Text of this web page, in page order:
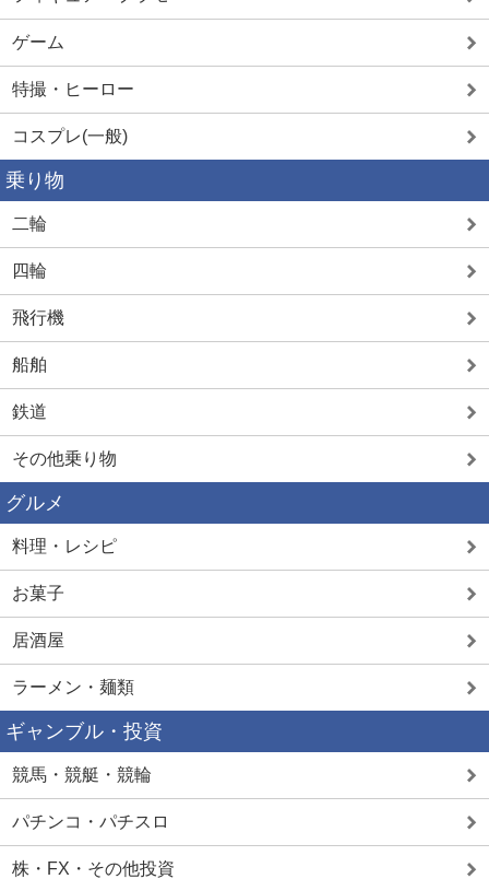
ゲーム
特撮・ヒーロー
コスプレ(一般)
乗り物
二輪
四輪
飛行機
船舶
鉄道
その他乗り物
グルメ
料理・レシピ
お菓子
居酒屋
ラーメン・麺類
ギャンブル・投資
競馬・競艇・競輪
パチンコ・パチスロ
株・FX・その他投資